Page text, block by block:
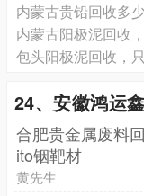
内蒙古贵铅回收多
内蒙古阳极泥回收
包头阳极泥回收，
24、安徽鸿运
合肥贵金属废料
ito铟靶材
黄先生